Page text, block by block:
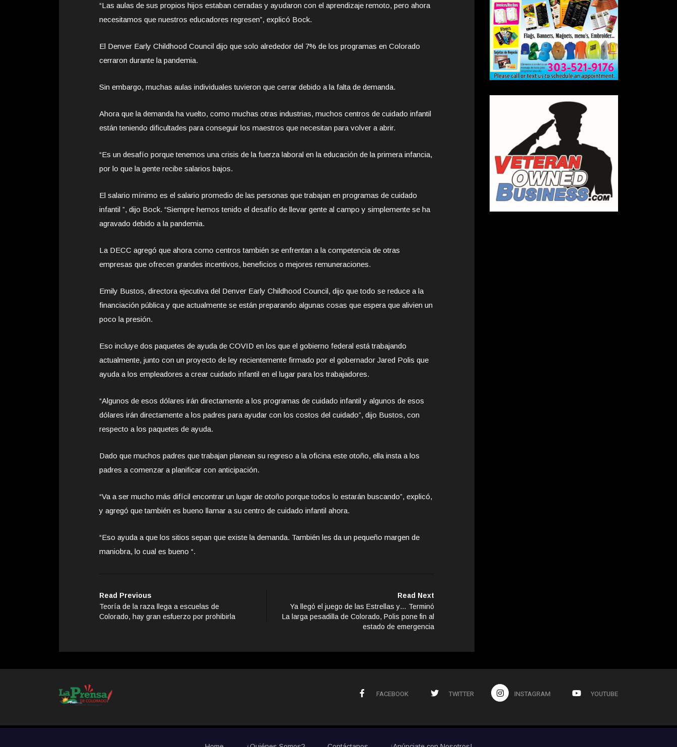
“Las aulas de sus propios hijos estaban cerradas y ayudaron con el aprendizaje remoto, pero ahora
necesitamos que nuestros educadores regresen”, explicó Bock.
El Denver Early Childhood Council dijo que solo alrededor del 7% de los programas en Colorado
cerraron durante la pandemia.
Sin embargo, muchas aulas individuales tuvieron que cerrar debido a la falta de demanda.
Ahora que la demanda ha vuelto, como muchas otras industrias, muchos centros de cuidado infantil
están teniendo dificultades para conseguir los maestros que necesitan para volver a abrir.
“Es un desafío porque tenemos una crisis de la fuerza laboral en la educación de la primera infancia,
por lo que la gente recibe salarios bajos.
El salario mínimo es el salario promedio de las personas que trabajan en programas de cuidado
infantil ”, dijo Bock. “Siempre hemos tenido el desafío de llevar gente al campo y simplemente se ha
agravado debido a la pandemia.
La DECC agregó que ahora como centros también se enfrentan a la competencia de otras
empresas que ofrecen grandes incentivos, beneficios o mejores remuneraciones.
Emily Bustos, directora ejecutiva del Denver Early Childhood Council, dijo que todo se reduce a la
financiación pública y que actualmente se están preparando algunas cosas que espera que alivien un
poco la presión.
Eso incluye dos paquetes de ayuda de COVID en los que el gobierno federal está trabajando
actualmente, junto con un proyecto de ley recientemente firmado por el gobernador Jared Polis que
ayuda a los empleadores a crear cuidado infantil en el lugar para los trabajadores.
“Algunos de esos dólares irán directamente a los programas de cuidado infantil y algunos de esos
dólares irán directamente a los padres para ayudar con los costos del cuidado”, dijo Bustos, con
respecto a los paquetes de ayuda.
Dado que muchos padres que trabajan planean su regreso a la oficina este otoño, ella insta a los
padres a comenzar a planificar con anticipación.
“Va a ser mucho más difícil encontrar un lugar de otoño porque todos lo estarán buscando”, explicó,
y agregó que también es bueno llamar a su centro de cuidado infantil ahora.
“Eso ayuda a que los sitios sepan que existe la demanda. También les da un pequeño margen de
maniobra, lo cual es bueno “.
Read Previous
Teoría de la raza llega a escuelas de
Colorado, hay gran esfuerzo por prohibirla
Read Next
Ya llegó el juego de las Estrellas y… Terminó
La larga pesadilla de Colorado, Polis pone fin al
estado de emergencia
FACEBOOK TWITTER INSTAGRAM YOUTUBE